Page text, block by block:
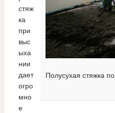
Полусухая стяжка
стяж
ка
при
выс
ыха
нии
дает
огро
мно
е